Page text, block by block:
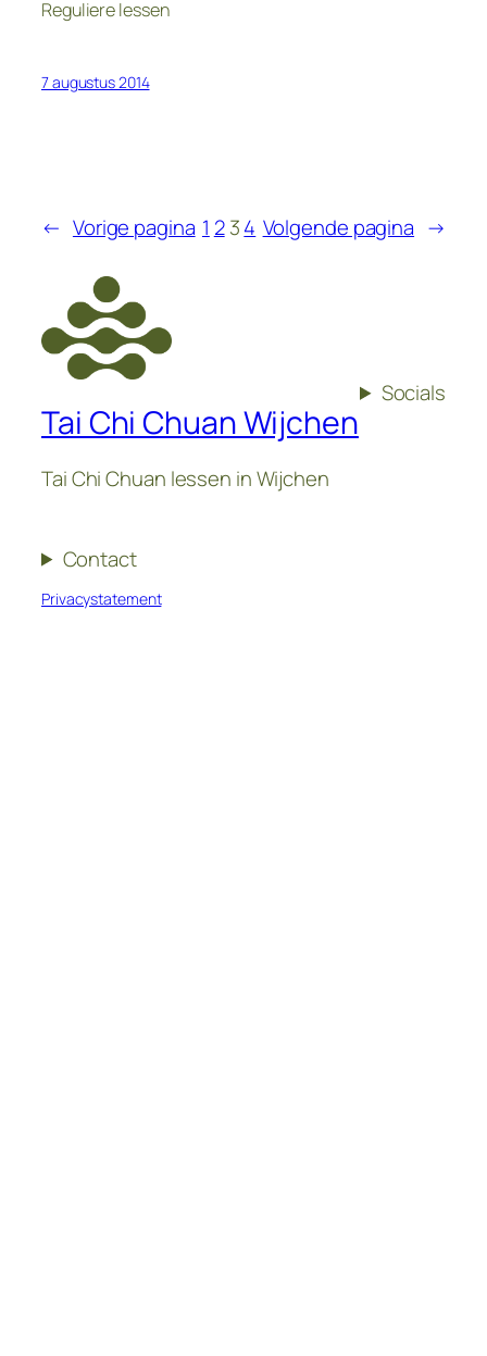
Reguliere lessen
7 augustus 2014
← Vorige pagina 1 2 34 Volgende pagina →
Tai Chi Chuan Wijchen
Tai Chi Chuan lessen in Wijchen
Socials
Contact
Privacystatement